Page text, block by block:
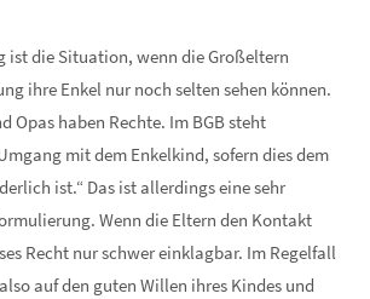
ist die Situation, wenn die Großeltern
ihre Enkel nur noch selten sehen können.
Opas haben Rechte. Im BGB steht
mit dem Enkelkind, sofern dies dem
ist.“ Das ist allerdings eine sehr
Wenn die Eltern den Kontakt
Recht nur schwer einklagbar. Im Regelfall
auf den guten Willen ihres Kindes und